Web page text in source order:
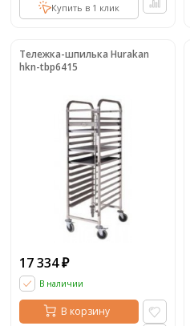
Купить в 1 клик
Тележка-шпилька Hurakan
hkn-tbp6415
17 334 ₽
В наличии
В корзину